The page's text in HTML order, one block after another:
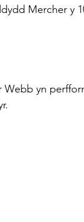
Mercher y
yn